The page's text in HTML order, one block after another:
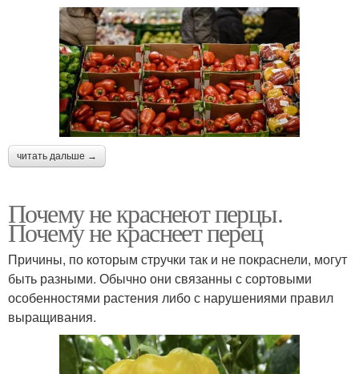
читать дальше →
Почему не краснеют перцы.
Почему не краснеет перец
Причины, по которым стручки так и не покраснели, могут
быть разными. Обычно они связанны с сортовыми
особенностями растения либо с нарушениями правил
выращивания.